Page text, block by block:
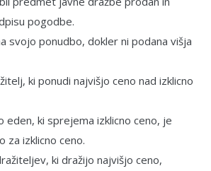
pogodbe.
svojo ponudbo, dokler ni podana višja
ki ponudi najvišjo ceno nad izklicno
eden, ki sprejema izklicno ceno, je
za iz­klicno ceno.
ki draži­jo najvišjo ceno,